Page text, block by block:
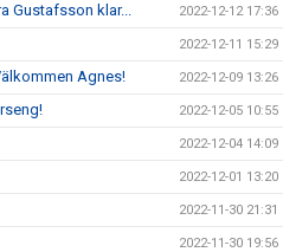
Gustafsson klar... 2022-12-12 17:36
2022-12-11 15:29
Agnes! 2022-12-09 13:26
2022-12-05 10:55
2022-12-04 14:09
2022-12-01 13:20
2022-11-30 21:31
2022-11-30 19:56